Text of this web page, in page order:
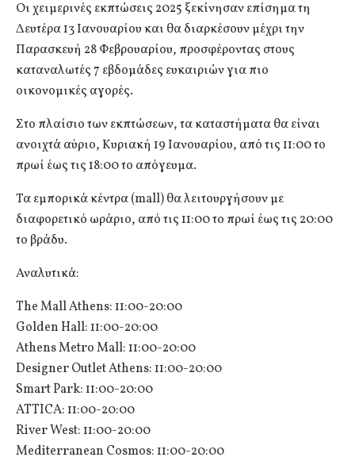
Οι χειμερινές εκπτώσεις 2025 ξεκίνησαν επίσημα τη
Δευτέρα 13 Ιανουαρίου και θα διαρκέσουν μέχρι την
Παρασκευή 28 Φεβρουαρίου, προσφέροντας στους
καταναλωτές 7 εβδομάδες ευκαιριών για πιο
οικονομικές αγορές.
Στο πλαίσιο των εκπτώσεων, τα καταστήματα θα είναι
ανοιχτά αύριο, Κυριακή 19 Ιανουαρίου, από τις 11:00 το
πρωί έως τις 18:00 το απόγευμα.
Τα εμπορικά κέντρα (mall) θα λειτουργήσουν με
διαφορετικό ωράριο, από τις 11:00 το πρωί έως τις 20:00
το βράδυ.
Αναλυτικά:
The Mall Athens: 11:00-20:00
Golden Hall: 11:00-20:00
Athens Metro Mall: 11:00-20:00
Designer Outlet Athens: 11:00-20:00
Smart Park: 11:00-20:00
ATTICA: 11:00-20:00
River West: 11:00-20:00
Mediterranean Cosmos: 11:00-20:00